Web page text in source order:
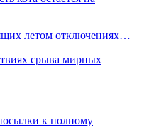
летом отключениях…
срыва мирных
к полному